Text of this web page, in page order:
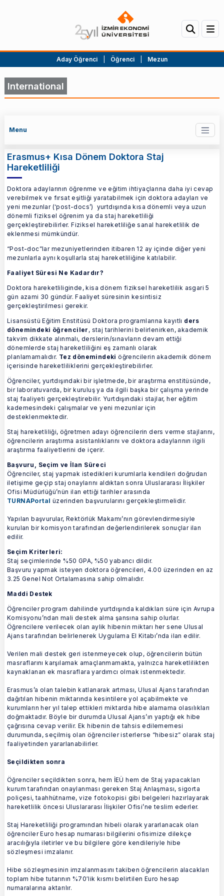
Aday Öğrenci Öğrenci Mezun
International
Erasmus+ Kısa Dönem Doktora Staj
Hareketliliği
Doktora adaylarının öğrenme ve eğitim ihtiyaçlarına daha iyi cevap
verebilmek ve fırsat eşitliği yaratabilmek için doktora adayları ve
yeni mezunlar (‘post-docs’) yurtdışında kısa dönemli veya uzun
dönemli fiziksel öğrenim ya da staj hareketliliği
gerçekleştirebilirler. Fiziksel hareketliliğe sanal hareketlilik de
eklenmesi mümkündür.
“Post-doc”lar mezuniyetlerinden itibaren 12 ay içinde diğer yeni
mezunlarla aynı koşullarla staj hareketliliğine katılabilir.
Faaliyet Süresi Ne Kadardır?
Doktora hareketliliginde, kisa dönem fiziksel hareketlilik asgari 5
gün azami 30 gündür. Faaliyet süresinin kesintisiz
gerçekleştirilmesi gerekir.
Lisansüstü Eğitim Enstitüsü Doktora programlarına kayıtlı ders
dönemindeki öğrenciler , staj tarihlerini belirlenirken, akademik
takvim dikkate alınmalı, derslerin/sınavların devam ettiği
dönemlerde staj hareketliliğini eş zamanlı olarak
planlamamalıdır. Tez dönemindeki öğrencilerin akademik dönem
içerisinde hareketliliklerini gerçekleştirebilirler.
Öğrenciler, yurtdışındaki bir işletmede, bir araştırma enstitüsünde,
bir laboratuvarda, bir kuruluş ya da ilgili başka bir çalışma yerinde
staj faaliyeti gerçekleştirebilir. Yurtdışındaki stajlar, her eğitim
kademesindeki çalışmalar ve yeni mezunlar için
desteklenmektedir.
Staj hareketliliği, öğretmen adayı öğrencilerin ders verme stajlarını,
öğrencilerin araştırma asistanlıklarını ve doktora adaylarının ilgili
araştırma faaliyetlerini de içerir.
Başvuru, Seçim ve İlan Süreci
Öğrenciler, staj yapmak istedikleri kurumlarla kendileri doğrudan
iletişime geçip staj onaylarını aldıktan sonra Uluslararası İlişkiler
Ofisi Müdürlüğü’nün ilan ettiği tarihler arasında
TURNAPortal üzerinden başvurularını gerçekleştirmelidir.
Yapılan başvurular, Rektörlük Makamı’nın görevlendirmesiyle
kurulan bir komisyon tarafından değerlendirilerek sonuçlar ilan
edilir.
Seçim Kriterleri:
Staj seçimlerinde %50 GPA, %50 yabancı dildir.
Başvuru yapmak isteyen doktora öğrencileri, 4.00 üzerinden en az
3.25 Genel Not Ortalamasına sahip olmalıdır.
Maddi Destek
Öğrenciler program dahilinde yurtdışında kaldıkları süre için Avrupa
Komisyonu’ndan mali destek alma şansına sahip olurlar.
Öğrencilere verilecek olan aylik hibenin miktarı her sene Ulusal
Ajans tarafından belirlenerek Uygulama El Kitabı’nda ilan edilir.
Verilen mali destek geri istenmeyecek olup, öğrencilerin bütün
masraflarını karşılamak amaçlanmamakta, yalnızca hareketlilikten
kaynaklanan ek masraflara yardımcı olmak istenmektedir.
Erasmus’a olan talebin katlanarak artması, Ulusal Ajans tarafından
dağıtılan hibenin miktarında kesintilere yol açabilmekte ve
kurumların her yıl talep ettikleri miktarda hibe alamama olasılıkları
doğmaktadır. Böyle bir durumda Ulusal Ajans’ın yaptığı ek hibe
çağrısına cevap verilir. Ek hibenin de tahsis edilememesi
durumunda, seçilmiş olan öğrenciler isterlerse “hibesiz” olarak staj
faaliyetinden yararlanabilirler.
Seçildikten sonra
Öğrenciler seçildikten sonra, hem İEÜ hem de Staj yapacakları
kurum tarafından onaylanması gereken Staj Anlaşması, sigorta
poliçesi, taahhütname, vize fotokopisi gibi belgeleri hazırlayarak
hareketlilik öncesi Uluslararası İlişkiler Ofisi’ne teslim ederler.
Staj Hareketliliği programından hibeli olarak yararlanacak olan
öğrenciler Euro hesap numarası bilgilerini ofisimize dilekçe
aracılığıyla iletirler ve bu bilgilere göre kendileriyle hibe
sözleşmesi imzalanır.
Hibe sözleşmesinin imzalanmasını takiben öğrencilerin alacakları
toplam hibe tutarının %70′lik kısmı belirtilen Euro hesap
numaralarına aktarılır.
Menu